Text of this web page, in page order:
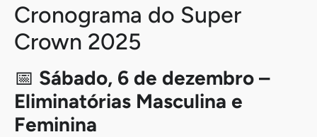
Cronograma do Super
Crown 2025
📅 Sábado, 6 de dezembro –
Eliminatórias Masculina e
Feminina